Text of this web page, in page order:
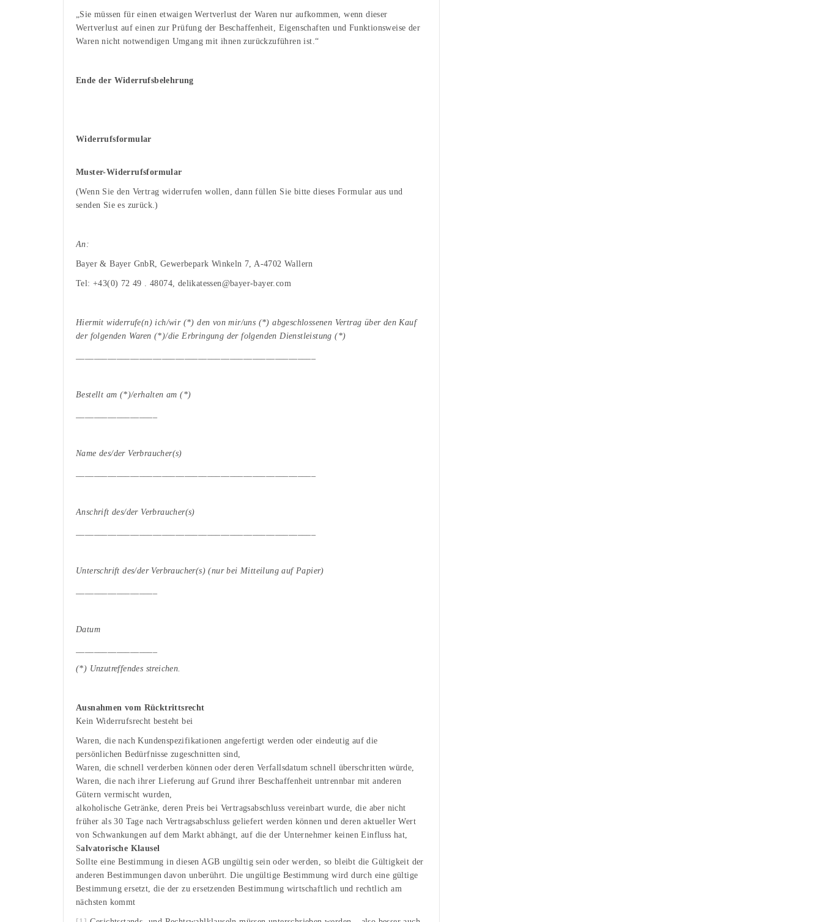
„Sie müssen für einen etwaigen Wertverlust der Waren nur aufkommen, wenn dieser
Wertverlust auf einen zur Prüfung der Beschaffenheit, Eigenschaften und Funktionsweise der
Waren nicht notwendigen Umgang mit ihnen zurückzuführen ist.“
Ende der Widerrufsbelehrung
Widerrufsformular
Muster-Widerrufsformular
(Wenn Sie den Vertrag widerrufen wollen, dann füllen Sie bitte dieses Formular aus und
senden Sie es zurück.)
An:
Bayer & Bayer GnbR, Gewerbepark Winkeln 7, A-4702 Wallern
Tel: +43(0) 72 49 . 48074, delikatessen@bayer-bayer.com
Hiermit widerrufe(n) ich/wir (*) den von mir/uns (*) abgeschlossenen Vertrag über den Kauf
der folgenden Waren (*)/die Erbringung der folgenden Dienstleistung (*)
Bestellt am (*)/erhalten am (*)
Name des/der Verbraucher(s)
Anschrift des/der Verbraucher(s)
Unterschrift des/der Verbraucher(s) (nur bei Mitteilung auf Papier)
Datum
(*) Unzutreffendes streichen.
Ausnahmen vom Rücktrittsrecht
Kein Widerrufsrecht besteht bei
Waren, die nach Kundenspezifikationen angefertigt werden oder eindeutig auf die
persönlichen Bedürfnisse zugeschnitten sind,
Waren, die schnell verderben können oder deren Verfallsdatum schnell überschritten würde,
Waren, die nach ihrer Lieferung auf Grund ihrer Beschaffenheit untrennbar mit anderen
Gütern vermischt wurden,
alkoholische Getränke, deren Preis bei Vertragsabschluss vereinbart wurde, die aber nicht
früher als 30 Tage nach Vertragsabschluss geliefert werden können und deren aktueller Wert
von Schwankungen auf dem Markt abhängt, auf die der Unternehmer keinen Einfluss hat,
Salvatorische Klausel
Sollte eine Bestimmung in diesen AGB ungültig sein oder werden, so bleibt die Gültigkeit der
anderen Bestimmungen davon unberührt. Die ungültige Bestimmung wird durch eine gültige
Bestimmung ersetzt, die der zu ersetzenden Bestimmung wirtschaftlich und rechtlich am
nächsten kommt